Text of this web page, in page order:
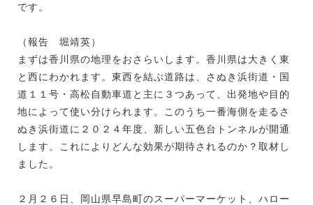
です。
（報告 堀靖英）
まずは香川県の地理をおさらいします。香川県は大きく東
と西にわかれます。東西を結ぶ道路は、さぬき浜街道・国
道１１号・高松自動車道と主に３つあって、出発地や目的
地によって使い分けられます。このうち一番海側を走るさ
ぬき浜街道に２０２４年度、新しい五色台トンネルが開通
します。これによりどんな効果が期待されるのか？取材し
ました。
２月２６日、岡山県早島町のスーパーマーケット、ハロー